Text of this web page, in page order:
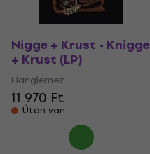
Nigge + Krust - Knigge
+ Krust (LP)
Hanglemez
11 970 Ft
Úton van